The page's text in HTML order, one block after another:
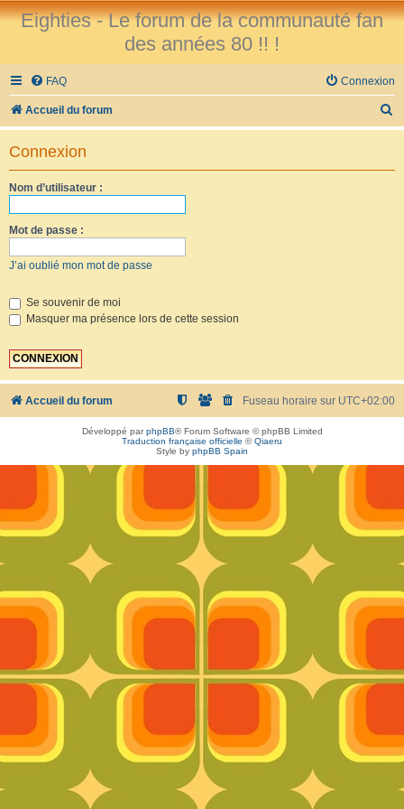
Eighties - Le forum de la communauté fan
des années 80 !! !
FAQ Connexion
Accueil du forum
e
Connexion
Nom d’utilisateur :
Mot de passe :
J’ai oublié mon mot de passe
Se souvenir de moi
Masquer ma présence lors de cette session
Accueil du forum Fuseau horaire sur UTC+02:00
Développé parphpBB® Forum Software © phpBB Limited
Traduction française officielle ©Qiaeru
Style by phpBB Spain